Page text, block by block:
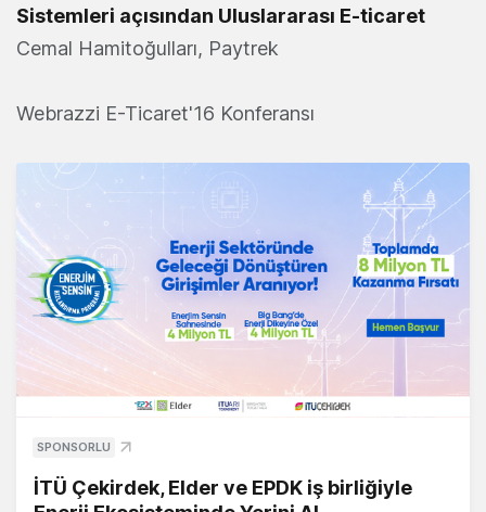
Sistemleri açısından Uluslararası E-ticaret
Cemal Hamitoğulları, Paytrek
Webrazzi E-Ticaret'16 Konferansı
SPONSORLU
İTÜ Çekirdek, Elder ve EPDK iş birliğiyle